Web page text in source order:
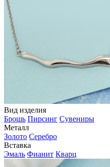
Вид изделия
Брошь Пирсинг Сувениры
Металл
Золото Серебро
Вставка
Эмаль Фианит Кварц